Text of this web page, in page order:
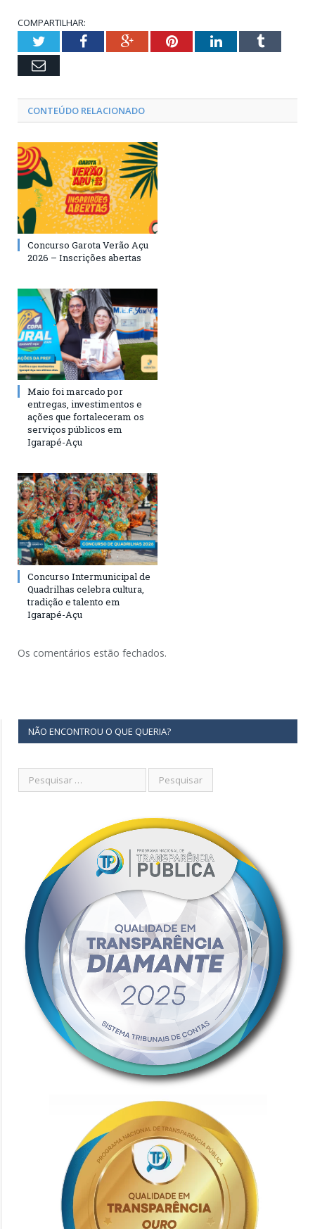
COMPARTILHAR:
TwitterFacebookGoogle+PinterestLinkedInTumblr
Email
CONTEÚDO RELACIONADO
Concurso Garota Verão Açu
2026 – Inscrições abertas
Maio foi marcado por
entregas, investimentos e
ações que fortaleceram os
serviços públicos em
Igarapé-Açu
Concurso Intermunicipal de
Quadrilhas celebra cultura,
tradição e talento em
Igarapé-Açu
Os comentários estão fechados.
NÃO ENCONTROU O QUE QUERIA?